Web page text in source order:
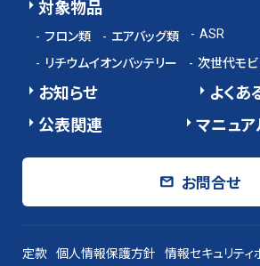
対象物品
フロン類 エアバッグ類 ASR
リチウムイオンバッテリー 次世代モビ
お知らせ
よくあ
公表関連
マニュ
お問合せ
定款 個人情報保護方針 情報セキュリティ